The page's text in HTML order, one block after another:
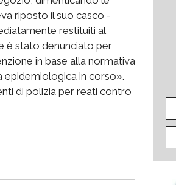
riposto il suo casco -
restituiti al
è stato denunciato per
in base alla normativa
epidemiologica in corso».
di polizia per reati contro